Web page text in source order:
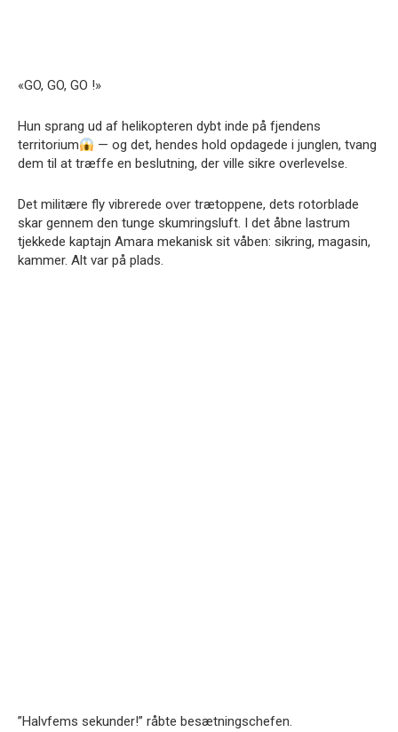
«GO, GO, GO !»
Hun sprang ud af helikopteren dybt inde på fjendens
territorium
— og det, hendes hold opdagede i junglen, tvang
dem til at træffe en beslutning, der ville sikre overlevelse.
Det militære fly vibrerede over trætoppene, dets rotorblade
skar gennem den tunge skumringsluft. I det åbne lastrum
tjekkede kaptajn Amara mekanisk sit våben: sikring, magasin,
kammer. Alt var på plads.
”Halvfems sekunder!” råbte besætningschefen.